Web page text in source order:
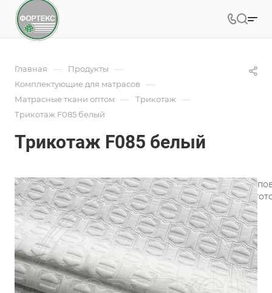
Главная — Продукты —
Комплектующие для матрасов —
Матрасные ткани оптом — Трикотаж —
Трикотаж F085 белый
Трикотаж F085 белый
Трикотаж для матрасов является одним из лучших
широкий ассортимент трикотажного полотна для
Подробности
Характеристики
Коллекция— Геометрия
Состав— 3% EL/97% PES
Плотность— 400 гр/м2